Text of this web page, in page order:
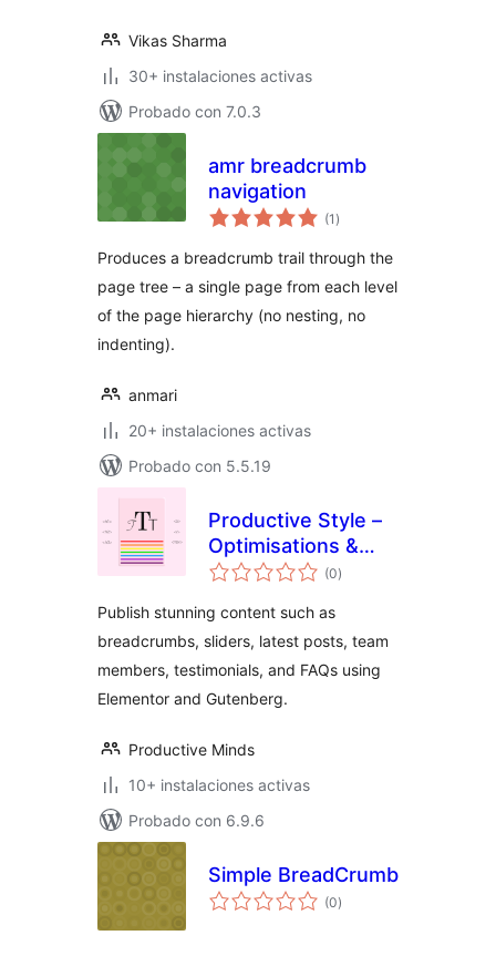
Vikas Sharma
30+ instalaciones activas
Probado con 7.0.3
amr breadcrumb
navigation
(1 total
de
)
Produces a breadcrumb trail through the
page tree – a single page from each level
of the page hierarchy (no nesting, no
indenting).
anmari
20+ instalaciones activas
Probado con 5.5.19
Productive Style –
Optimisations &
Content Publishing
(0total
de
)
Publish stunning content such as
breadcrumbs, sliders, latest posts, team
members, testimonials, and FAQs using
Elementor and Gutenberg.
Productive Minds
10+ instalaciones activas
Probado con 6.9.6
Simple BreadCrumb
(0total
de
)